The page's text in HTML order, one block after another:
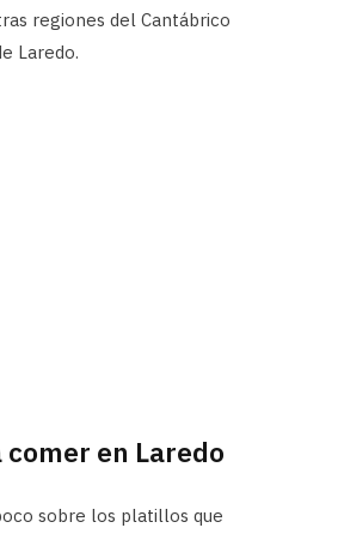
regiones del Cantábrico
Laredo.
en Laredo
sobre los platillos que